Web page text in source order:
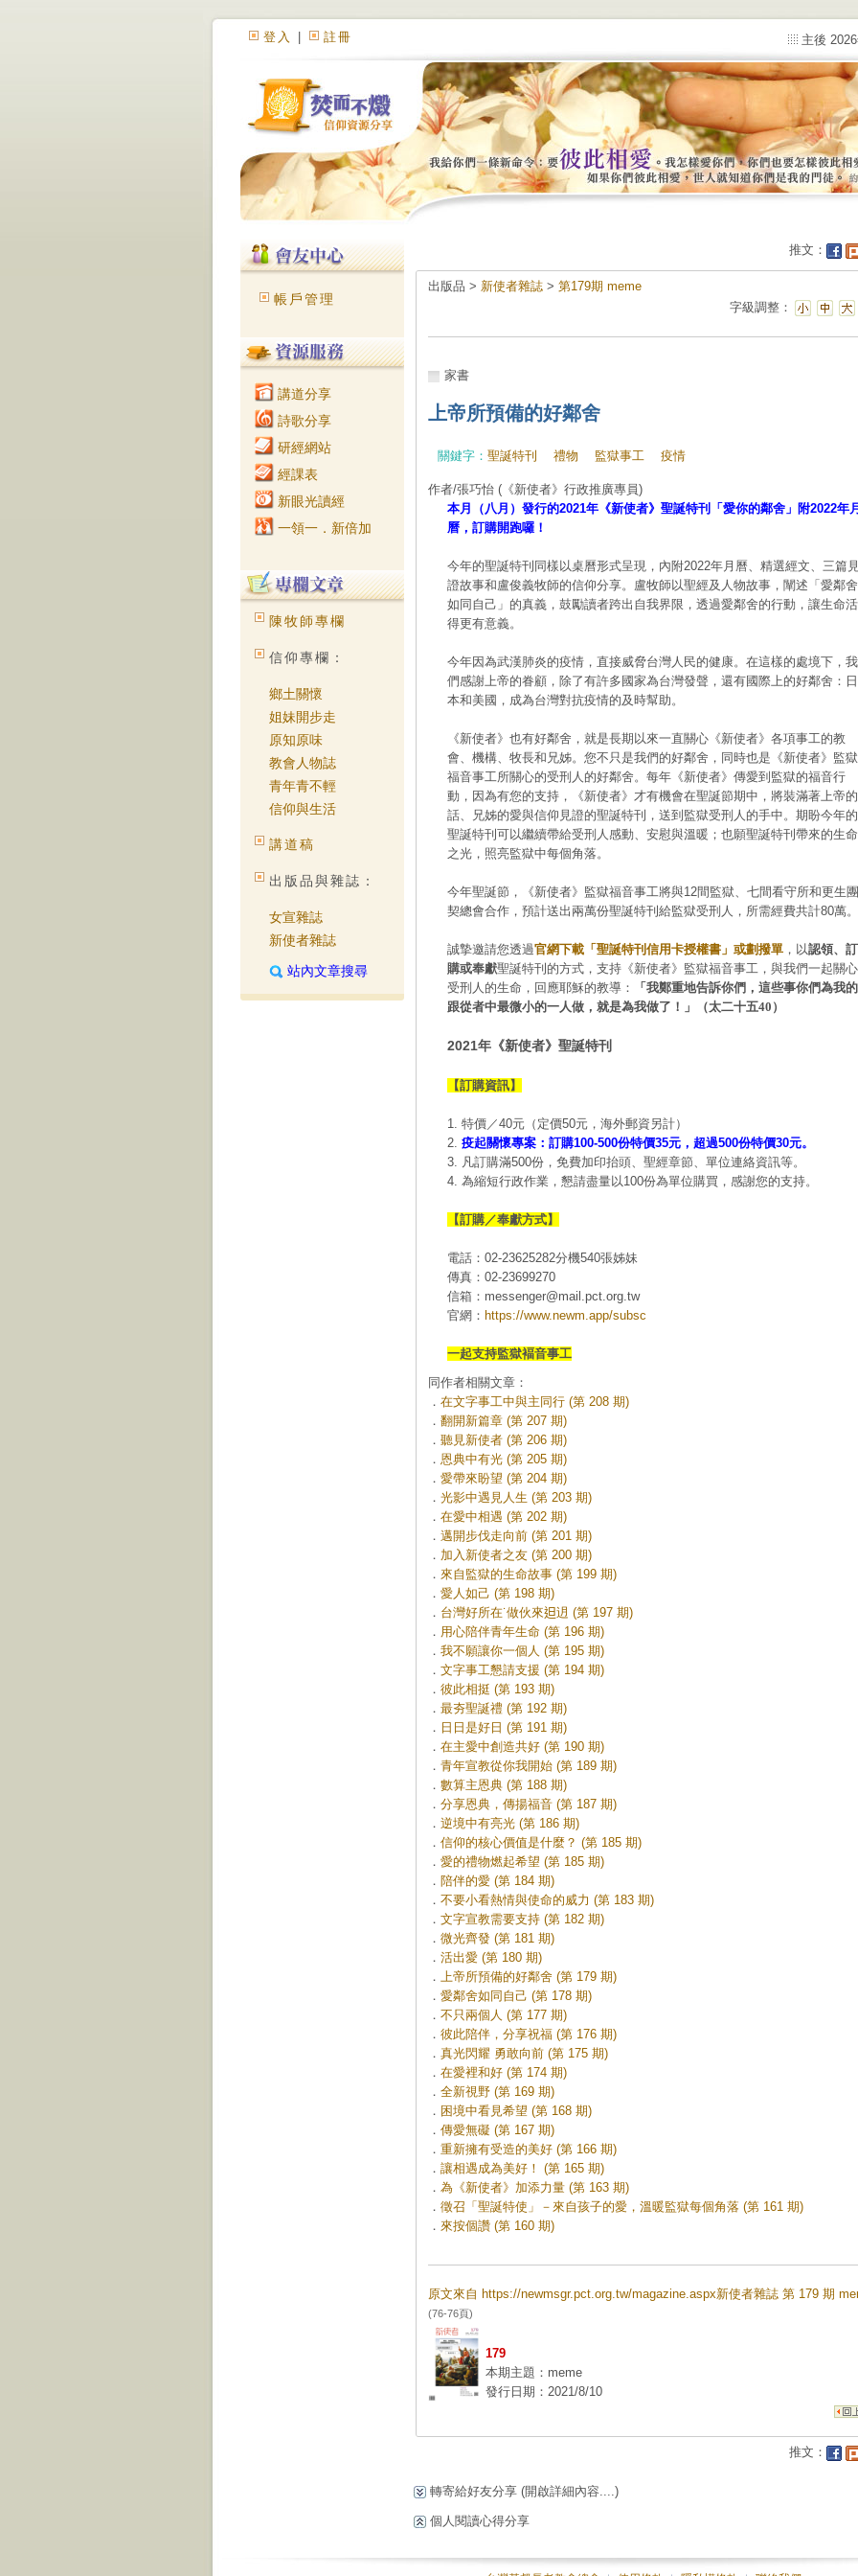
登入 註冊 主後
帳戶管理
講道分享
詩歌分享
研經網站
經課表
新眼光讀經
一領一．新倍加
陳牧師專欄
信仰專欄：
鄉土關懷
姐妹開步走
原知原味
教會人物誌
青年青不輕
信仰與生活
講道稿
出版品與雜誌：
女宣雜誌
新使者雜誌
站內文章搜尋
推文：
出版品 > 新使者雜誌 > 第179期 meme
字級調整：
家書
上帝所預備的好鄰舍
關鍵字： 聖誕特刊 禮物 監獄事工 疫情
作者/張巧怡 (《新使者》行政推廣專員)
本月（八月）發行的2021年《新使者》聖誕特刊「愛你的鄰舍」附2022年
曆，訂購開跑囉！
今年的聖誕特刊同樣以桌曆形式呈現，內附2022年月曆、精選經文、三篇
證故事和盧俊義牧師的信仰分享。盧牧師以聖經及人物故事，闡述「愛鄰舍
如同自己」的真義，鼓勵讀者跨出自我界限，透過愛鄰舍的行動，讓生命活
得更有意義。
今年因為武漢肺炎的疫情，直接威脅台灣人民的健康。在這樣的處境下，我
們感謝上帝的眷顧，除了有許多國家為台灣發聲，還有國際上的好鄰舍：日
本和美國，成為台灣對抗疫情的及時幫助。
《新使者》也有好鄰舍，就是長期以來一直關心《新使者》各項事工的教
會、機構、牧長和兄姊。您不只是我們的好鄰舍，同時也是《新使者》監獄
福音事工所關心的受刑人的好鄰舍。每年《新使者》傳愛到監獄的福音行
動，因為有您的支持，《新使者》才有機會在聖誕節期中，將裝滿著上帝的
話、兄姊的愛與信仰見證的聖誕特刊，送到監獄受刑人的手中。期盼今年的
聖誕特刊可以繼續帶給受刑人感動、安慰與溫暖；也願聖誕特刊帶來的生命
之光，照亮監獄中每個角落。
今年聖誕節，《新使者》監獄福音事工將與12間監獄、七間看守所和更生團
契總會合作，預計送出兩萬份聖誕特刊給監獄受刑人，所需經費共計80萬。
誠摯邀請您透過官網下載「聖誕特刊信用卡授權書」或劃撥單 ，以認領、訂
購或奉獻聖誕特刊的方式，支持《新使者》監獄福音事工，與我們一起關心
受刑人的生命，回應耶穌的教導：
「 我鄭重地告訴你們，這些事你們為我的
跟從者中最微小的一人做，就是為我做了！」（太二十五40）
2021年《新使者》聖誕特刊
【訂購資訊】
1. 特價／40元（定價50元，海外郵資另計）
2. 疫起關懷專案：訂購100-500份特價35元，超過500份特價30元。
3. 凡訂購滿500份，免費加印抬頭、聖經章節、單位連絡資訊等。
4. 為縮短行政作業，懇請盡量以100份為單位購買，感謝您的支持。
【訂購／奉獻方式】
電話：02-23625282分機540張姊妹
傳真：02-23699270
信箱：messenger@mail.pct.org.tw
官網： https://www.newm.app/subsc
一起支持監獄褔音事工
同作者相關文章：
． 在文字事工中與主同行 (第 208 期)
． 翻開新篇章 (第 207 期)
． 聽見新使者 (第 206 期)
． 恩典中有光 (第 205 期)
． 愛帶來盼望 (第 204 期)
． 光影中遇見人生 (第 203 期)
． 在愛中相遇 (第 202 期)
． 邁開步伐走向前 (第 201 期)
． 加入新使者之友 (第 200 期)
． 來自監獄的生命故事 (第 199 期)
． 愛人如己 (第 198 期)
． 台灣好所在˙做伙來𨑨迌 (第 197 期)
． 用心陪伴青年生命 (第 196 期)
． 我不願讓你一個人 (第 195 期)
． 文字事工懇請支援 (第 194 期)
． 彼此相挺 (第 193 期)
． 最夯聖誕禮 (第 192 期)
． 日日是好日 (第 191 期)
． 在主愛中創造共好 (第 190 期)
． 青年宣教從你我開始 (第 189 期)
． 數算主恩典 (第 188 期)
． 分享恩典，傳揚福音 (第 187 期)
． 逆境中有亮光 (第 186 期)
． 信仰的核心價值是什麼？ (第 185 期)
． 愛的禮物燃起希望 (第 185 期)
． 陪伴的愛 (第 184 期)
． 不要小看熱情與使命的威力 (第 183 期)
． 文字宣教需要支持 (第 182 期)
． 微光齊發 (第 181 期)
． 活出愛 (第 180 期)
． 上帝所預備的好鄰舍 (第 179 期)
． 愛鄰舍如同自己 (第 178 期)
． 不只兩個人 (第 177 期)
． 彼此陪伴，分享祝福 (第 176 期)
． 真光閃耀 勇敢向前 (第 175 期)
． 在愛裡和好 (第 174 期)
． 全新視野 (第 169 期)
． 困境中看見希望 (第 168 期)
． 傳愛無礙 (第 167 期)
． 重新擁有受造的美好 (第 166 期)
． 讓相遇成為美好！ (第 165 期)
． 為《新使者》加添力量 (第 163 期)
． 徵召「聖誕特使」－來自孩子的愛，溫暖監獄每個角落 (第 161 期)
． 來按個讚 (第 160 期)
原文來自 https://newmsgr.pct.org.tw/magazine.aspx新使者雜誌 第 179 期
(76-76頁)
179
本期主題：meme
發行日期：2021/8/10
推文：
轉寄給好友分享 (開啟詳細內容....)
個人閱讀心得分享